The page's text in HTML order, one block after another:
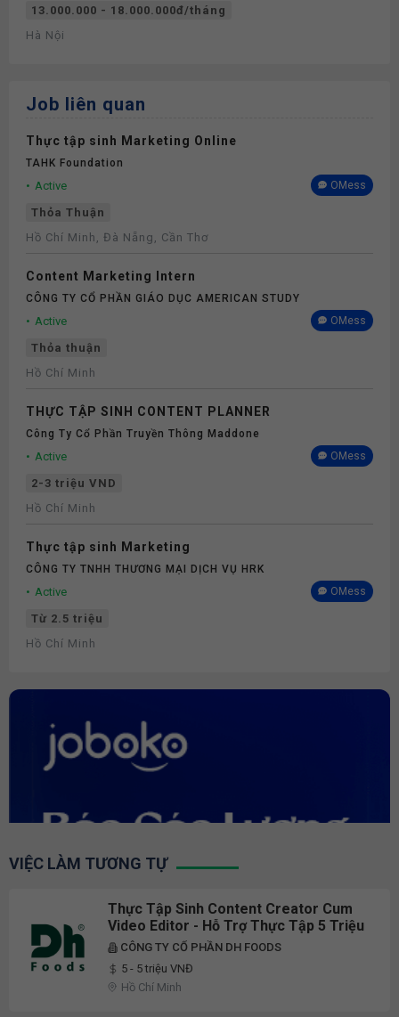
13.000.000 - 18.000.000đ/tháng
Hà Nội
Job liên quan
Thực tập sinh Marketing Online
TAHK Foundation
Active OMess
Thỏa Thuận
Hồ Chí Minh, Đà Nẵng, Cần Thơ
Content Marketing Intern
CÔNG TY CỔ PHẦN GIÁO DỤC AMERICAN STUDY
Active OMess
Thỏa thuận
Hồ Chí Minh
THỰC TẬP SINH CONTENT PLANNER
Công Ty Cổ Phần Truyền Thông Maddone
Active OMess
2-3 triệu VND
Hồ Chí Minh
Thực tập sinh Marketing
CÔNG TY TNHH THƯƠNG MẠI DỊCH VỤ HRK
Active OMess
Từ 2.5 triệu
Hồ Chí Minh
VIỆC LÀM TƯƠNG TỰ
Thực Tập Sinh Content Creator Cum
Video Editor - Hỗ Trợ Thực Tập 5 Triệu
CÔNG TY CỔ PHẦN DH FOODS
5 - 5 triệu VNĐ
Hồ Chí Minh